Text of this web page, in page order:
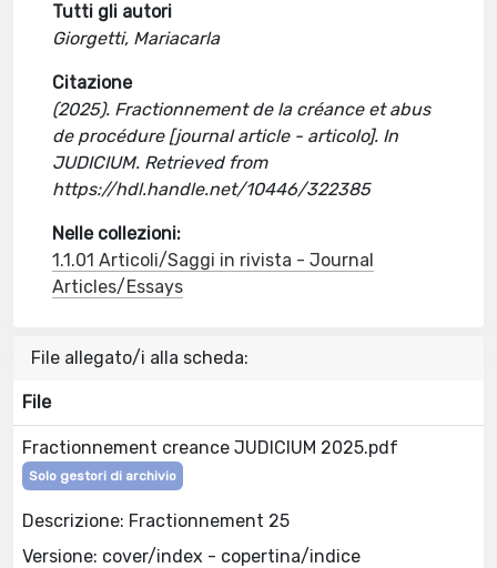
Tutti gli autori
Giorgetti, Mariacarla
Citazione
(2025). Fractionnement de la créance et abus
de procédure [journal article - articolo]. In
JUDICIUM. Retrieved from
https://hdl.handle.net/10446/322385
Nelle collezioni:
1.1.01 Articoli/Saggi in rivista - Journal
Articles/Essays
File allegato/i alla scheda:
File
Fractionnement creance JUDICIUM 2025.pdf
Solo gestori di archivio
Descrizione: Fractionnement 25
Versione: cover/index - copertina/indice